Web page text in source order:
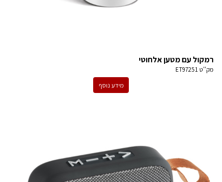
רמקול עם מטען אלחוטי
מק''טET97251
מידע נוסף